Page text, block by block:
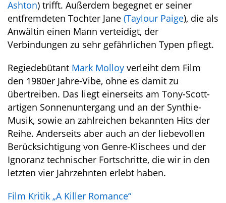
Ashton) trifft. Außerdem begegnet er seiner
entfremdeten Tochter Jane (Taylour Paige), die als
Anwältin einen Mann verteidigt, der
Verbindungen zu sehr gefährlichen Typen pflegt.
Regiedebütant Mark Molloy verleiht dem Film
den 1980er Jahre-Vibe, ohne es damit zu
übertreiben. Das liegt einerseits am Tony-Scott-
artigen Sonnenuntergang und an der Synthie-
Musik, sowie an zahlreichen bekannten Hits der
Reihe. Anderseits aber auch an der liebevollen
Berücksichtigung von Genre-Klischees und der
Ignoranz technischer Fortschritte, die wir in den
letzten vier Jahrzehnten erlebt haben.
Film Kritik „A Killer Romance“